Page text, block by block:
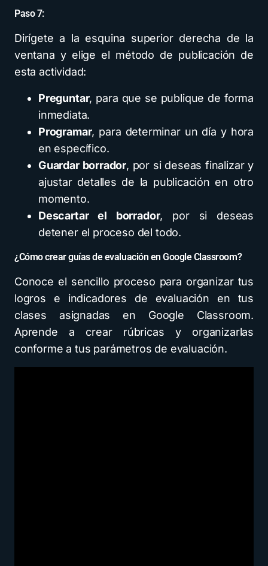
Paso 7:
Dirígete a la esquina superior derecha de la
ventana y elige el método de publicación de
esta actividad:
Preguntar, para que se publique de forma
inmediata.
Programar, para determinar un día y hora
en específico.
Guardar borrador, por si deseas finalizar y
ajustar detalles de la publicación en otro
momento.
Descartar el borrador, por si deseas
detener el proceso del todo.
¿Cómo crear guías de evaluación en Google Classroom?
Conoce el sencillo proceso para organizar tus
logros e indicadores de evaluación en tus
clases asignadas en Google Classroom.
Aprende a crear rúbricas y organizarlas
conforme a tus parámetros de evaluación.